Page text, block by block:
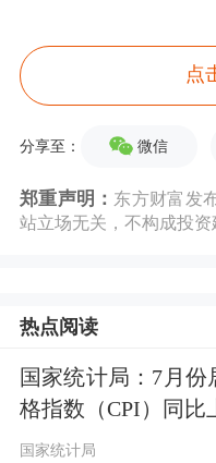
跌，截至北京时
前一度跌超44%
点
分享至： 微信
郑重声明： 东方财富发
站立场无关，不构成投资
热点阅读
国家统计局：7月份
格指数（CPI）同比
国家统计局